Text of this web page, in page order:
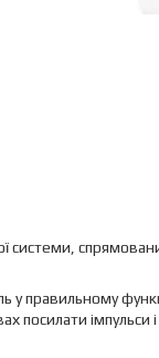
системи,
у правильному
посилати імпульси